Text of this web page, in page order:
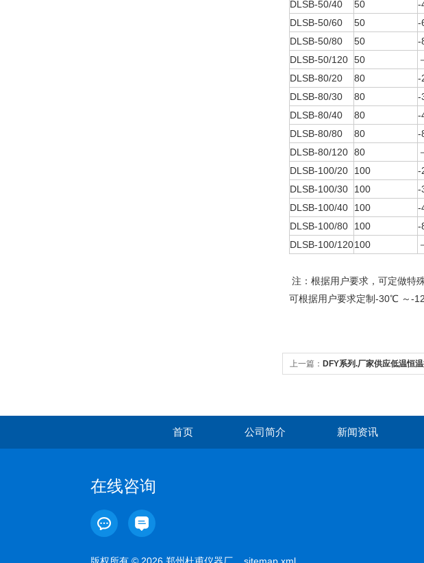
DLSB-50/40
50 -
DLSB-50/60
50 -
DLSB-50/80
50 -
DLSB-50/120 50
DLSB-80/20
80 -
DLSB-80/30 80 -
DLSB-80/40
80 -
DLSB-80/80
80 -
DLSB-80/120 80
DLSB-100/20
100 -
DLSB-100/30
100 -
DLSB-100/40
100 -
DLSB-100/80
100 -
DLSB-100/120100
注：根据用户要求，可定做特
可根据用户要求定制-30℃ ～-
上一篇： DFY系列.厂家供应低温恒
首页 公司简介 新闻资讯
在线咨询